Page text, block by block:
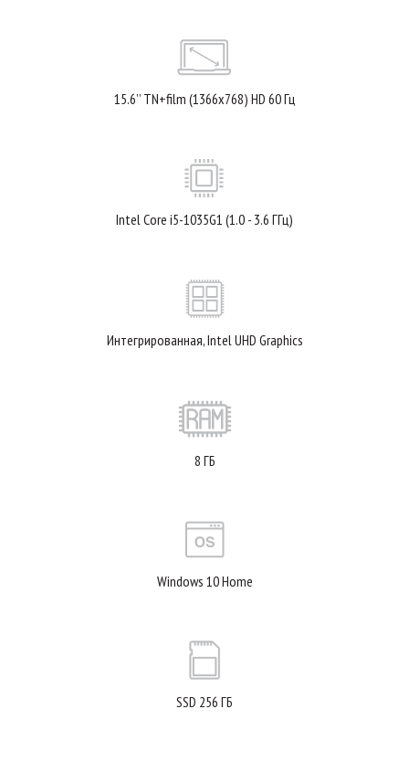
15.6’’ TN+film (1366x768) HD 60 Гц
Intel Core i5-1035G1 (1.0 - 3.6 ГГц)
Интегрированная, Intel UHD Graphics
8 ГБ
Windows 10 Home
SSD 256 ГБ